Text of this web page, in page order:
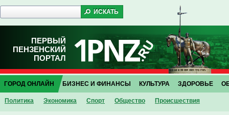
ПЕРВЫЙ
ПЕНЗЕНСКИЙ
ПОРТАЛ
ГОРОД ОНЛАЙН
Политика Экономика Спорт Общество Проиcшествия
БИЗНЕС И ФИНАНСЫ КУЛЬТУРА ЗДОРОВЬЕ